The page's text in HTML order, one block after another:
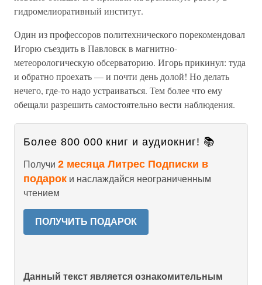
гидромелиоративный институт.
Один из профессоров политехнического порекомендовал
Игорю съездить в Павловск в магнитно-
метеорологическую обсерваторию. Игорь прикинул: туда
и обратно проехать — и почти день долой! Но делать
нечего, где-то надо устраиваться. Тем более что ему
обещали разрешить самостоятельно вести наблюдения.
Более 800 000 книг и аудиокниг! 📚
Получи 2 месяца Литрес Подписки в
подарок и наслаждайся неограниченным
чтением
ПОЛУЧИТЬ ПОДАРОК
Данный текст является ознакомительным